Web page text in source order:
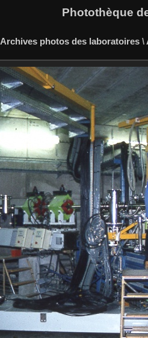
Photothèque
Archives photos des laboratoires \